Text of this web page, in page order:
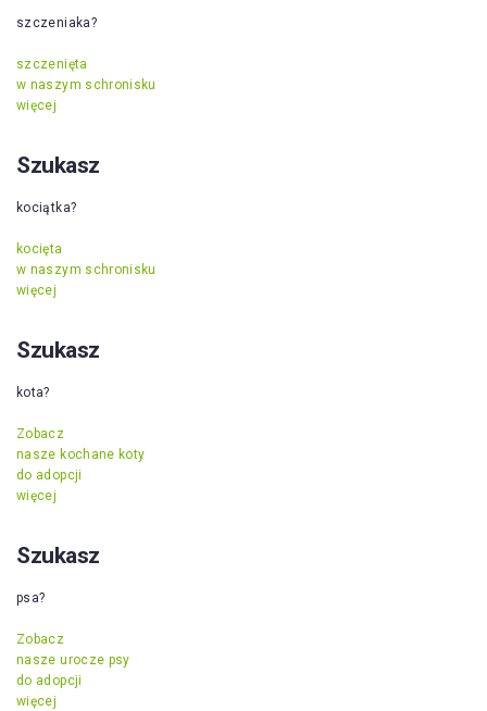
szczeniaka?
szczenięta
w naszym schronisku
więcej
Szukasz
kociątka?
kocięta
w naszym schronisku
więcej
Szukasz
kota?
Zobacz
nasze kochane koty
do adopcji
więcej
Szukasz
psa?
Zobacz
nasze urocze psy
do adopcji
więcej